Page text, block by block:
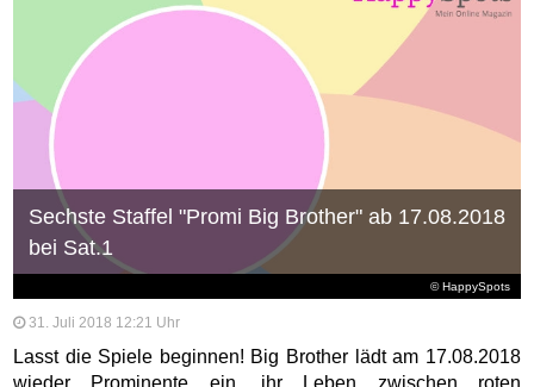
© HappySpots
Sechste Staffel "Promi Big Brother" ab 17.08.2018
bei Sat.1
31. Juli 2018 12:21 Uhr
Lasst die Spiele beginnen! Big Brother lädt am 17.08.2018